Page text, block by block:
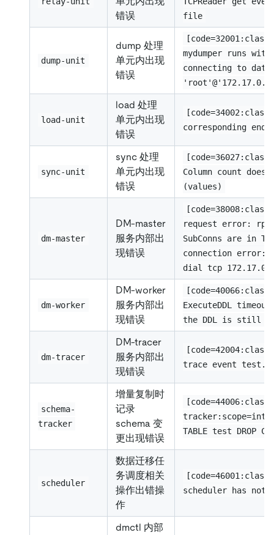
错误
file
dump-unit
dump 处理
单元内出现
错误
mydumper runs
connecting to
load-unit
load 处理
单元内出现
错误
corresponding
sync-unit
sync 处理
单元内出现
错误
Column count
(values)
dm-master
DM-master
服务内部出
现错误
request error:
SubConns are in
connection
dial tcp
dm-worker
DM-worker
服务内部出
现错误
ExecuteDDL
the DDL is still
dm-tracer
DM-tracer
服务内部出
现错误
trace event test.1
schema-
tracker
增量复制时
记录
schema 变
更出现错误
TABLE test DROP
scheduler
数据迁移任
务调度相关
操作出错操
作
scheduler has not
dmctl 内部